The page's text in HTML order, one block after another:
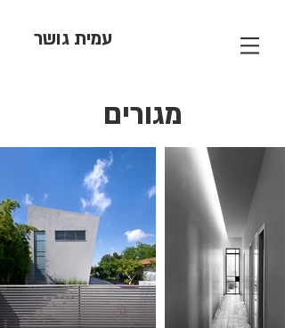
עמית גושר
מגורים